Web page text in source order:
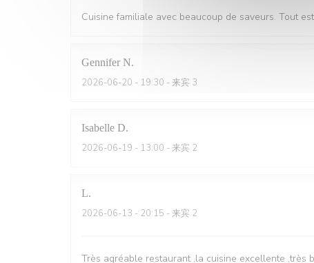
Cuisine familiale avec beaucoup de saveurs. Tout
Gennifer N
2026-06-20 - 19:30 - 来宾 3
Isabelle D
2026-06-19 - 13:00 - 来宾 2
L
2026-06-13 - 20:15 - 来宾 2
Très agréable restaurant ,la cuisine excellente ,très